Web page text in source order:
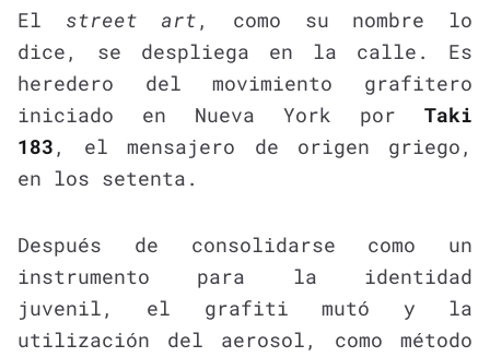
El street art , como su nombre lo
dice, se despliega en la calle. Es
heredero del movimiento grafitero
iniciado en Nueva York por Taki
183 ,
el mensajero de origen griego,
en los setenta.
Después de consolidarse como un
instrumento para la identidad
juvenil, el grafiti mutó y la
utilización del aerosol, como método